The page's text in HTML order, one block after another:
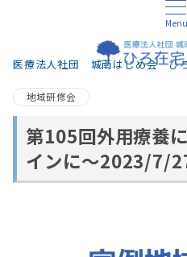
Menu
医療法人社団 城南はじめ会 ひ
地域研修会
第105回外用療養
インに～2023/7/